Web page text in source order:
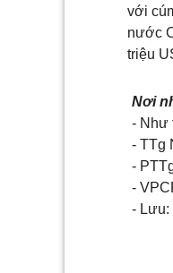
với
nước
triệu
Nơi
- Như
- TTg
-
-
- Lưu: